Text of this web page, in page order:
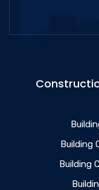
Building
Building